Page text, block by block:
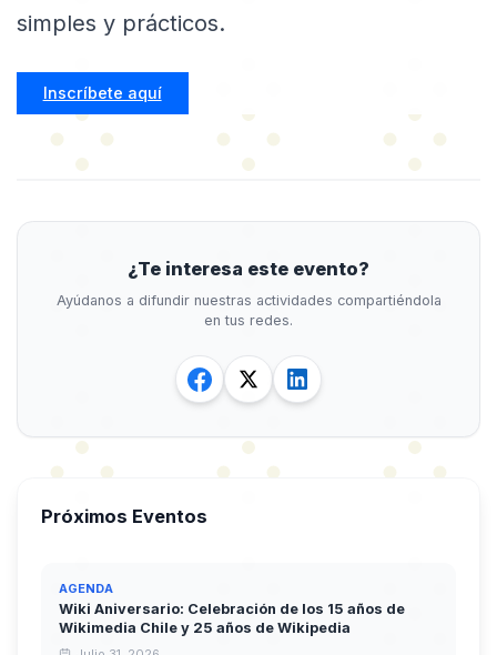
simples y prácticos.
Inscríbete aquí
¿Te interesa este evento?
Ayúdanos a difundir nuestras actividades compartiéndola
en tus redes.
Próximos Eventos
AGENDA
Wiki Aniversario: Celebración de los 15 años de
Wikimedia Chile y 25 años de Wikipedia